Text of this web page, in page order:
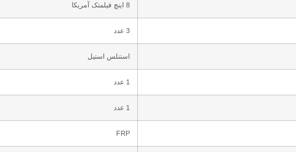
8 اینچ فیلمتک آمریکا
3 عدد
استنلس استیل
1 عدد
1 عدد
FRP